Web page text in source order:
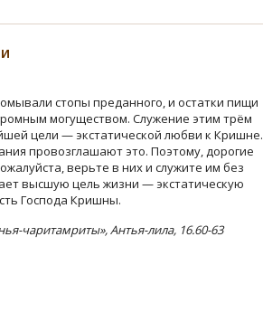
стопы преданного, и остатки пищи
могуществом. Служение этим трём
цели — экстатической любви к Кришне.
провозглашают это. Поэтому, дорогие
верьте в них и служите им без
высшую цель жизни — экстатическую
Господа Кришны.
чаритамриты», Антья-лила, 16.60-63